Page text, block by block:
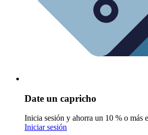
Date un capricho
Inicia sesión y ahorra un 10 % o más
Iniciar sesión